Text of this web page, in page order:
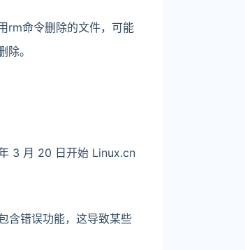
rm命令删除的文件，可能
。
3 月 20 日开始 Linux.cn
含错误功能，这导致某些